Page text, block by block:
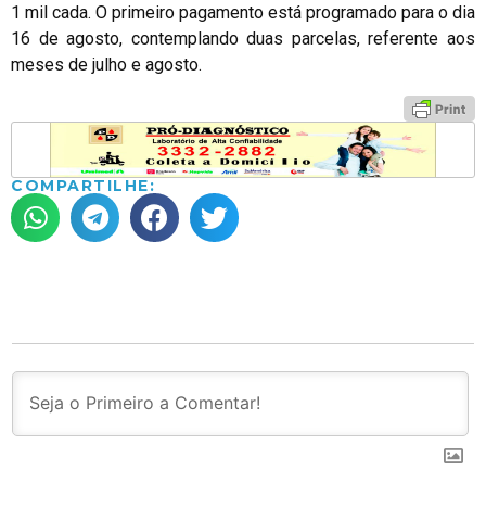
1 mil cada. O primeiro pagamento está programado para o dia
16 de agosto, contemplando duas parcelas, referente aos
meses de julho e agosto.
COMPARTILHE: